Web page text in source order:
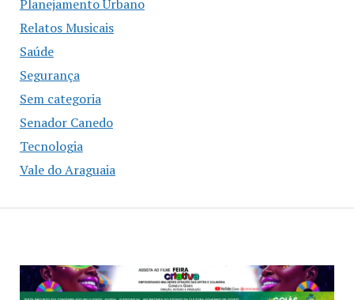
Planejamento Urbano
Relatos Musicais
Saúde
Segurança
Sem categoria
Senador Canedo
Tecnologia
Vale do Araguaia